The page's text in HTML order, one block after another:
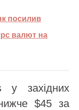
посилив
валют на
у західних
$45 за